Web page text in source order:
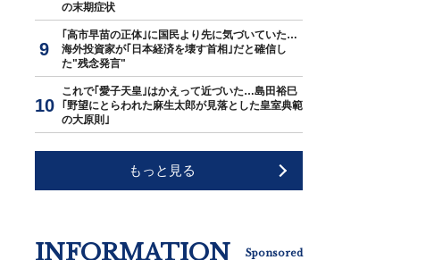
の末期症状
｢高市早苗の正体｣に国民より先に気づいていた…
海外投資家が｢日本経済を壊す首相｣だと確信し
た"残念発言"
これで｢愛子天皇｣はかえって近づいた…島田裕巳
｢野望にとらわれた麻生太郎が見落とした皇室典範
の大原則｣
もっと見る
INFORMATION Sponsored